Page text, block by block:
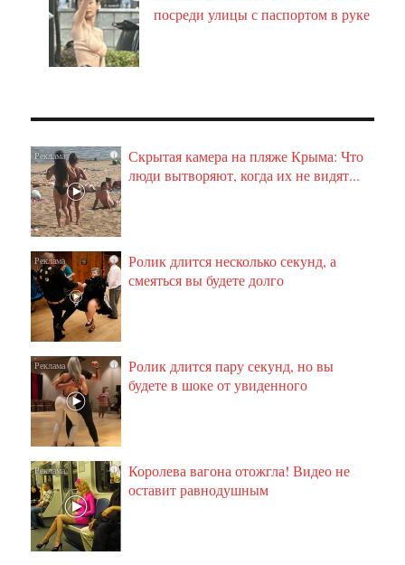
посреди улицы с паспортом в руке
i
Скрытая камера на пляже Крыма: Что
люди вытворяют, когда их не видят...
i
Ролик длится несколько секунд, а
смеяться вы будете долго
i
Ролик длится пару секунд, но вы
будете в шоке от увиденного
i
Королева вагона отожгла! Видео не
оставит равнодушным